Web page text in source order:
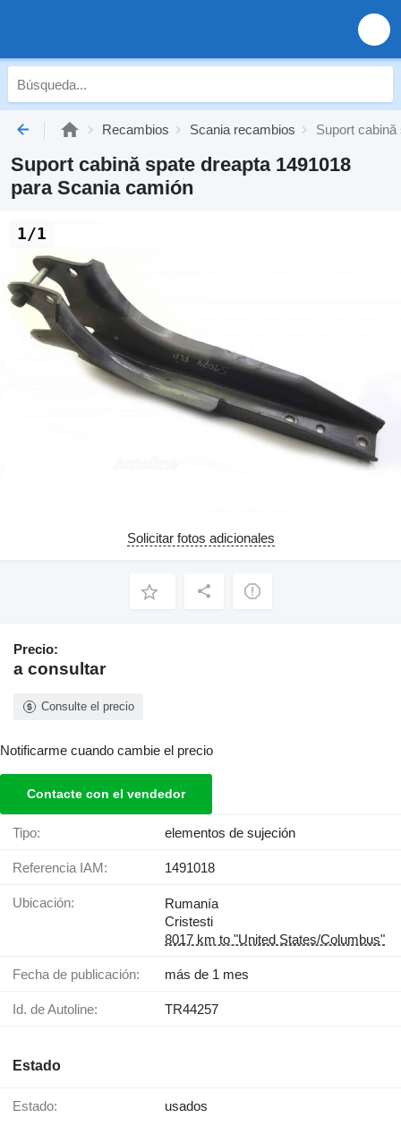
Recambios Scania recambios Suport
Suport cabină spate dreapta 1491018
para Scania camión
1/1
Solicitar fotos adicionales
Precio:
a consultar
Consulte el precio
Notificarme cuando cambie el precio
Contacte con el vendedor
Tipo: elementos de sujeción
Referencia IAM: 1491018
Ubicación:
Rumanía
Cristesti
8017 km to "United States/Columbus"
Fecha de publicación: más de 1 mes
Id. de Autoline: TR44257
Estado
Estado: usados